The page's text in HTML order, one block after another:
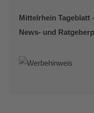
Mittelrhein Tageblatt
News- und